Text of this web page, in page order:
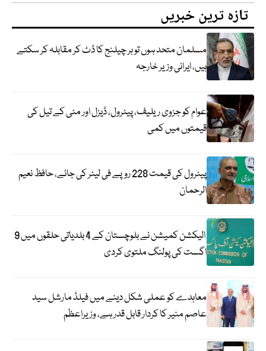
تازہ ترین خبریں
مسلمان متحد ہوں تو ہر چیلنج کا ڈٹ کر مقابلہ کر سکتے
ہیں، ایرانی وزیر خارجہ
عوام کو جزوی ریلیف، پیٹرول، ڈیزل اور مٹی کے تیل کی
قیمتوں میں کمی
پیٹرول کی قیمت 228 روپے فی لیٹر کی جائے، حافظ نعیم
الرحمان
الیکشن کمیشن نے بلوچستان کے 4 بلدیاتی حلقوں میں 9
اگست کی پولنگ ملتوی کردی
معاہدے کو عملی شکل دینے میں فیلڈ مارشل سید
عاصم منیر کا کردار قابل قدر ہے، وزیراعظم